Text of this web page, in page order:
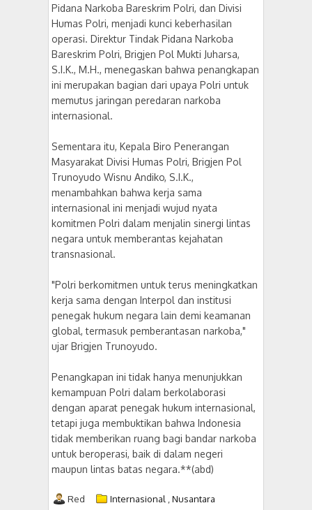
Pidana Narkoba Bareskrim Polri, dan Divisi
Humas Polri, menjadi kunci keberhasilan
operasi. Direktur Tindak Pidana Narkoba
Bareskrim Polri, Brigjen Pol Mukti Juharsa,
S.I.K., M.H., menegaskan bahwa penangkapan
ini merupakan bagian dari upaya Polri untuk
memutus jaringan peredaran narkoba
internasional.
Sementara itu, Kepala Biro Penerangan
Masyarakat Divisi Humas Polri, Brigjen Pol
Trunoyudo Wisnu Andiko, S.I.K.,
menambahkan bahwa kerja sama
internasional ini menjadi wujud nyata
komitmen Polri dalam menjalin sinergi lintas
negara untuk memberantas kejahatan
transnasional.
"Polri berkomitmen untuk terus meningkatkan
kerja sama dengan Interpol dan institusi
penegak hukum negara lain demi keamanan
global, termasuk pemberantasan narkoba,"
ujar Brigjen Trunoyudo.
Penangkapan ini tidak hanya menunjukkan
kemampuan Polri dalam berkolaborasi
dengan aparat penegak hukum internasional,
tetapi juga membuktikan bahwa Indonesia
tidak memberikan ruang bagi bandar narkoba
untuk beroperasi, baik di dalam negeri
maupun lintas batas negara.**(abd)
Red Internasional
Nusantara